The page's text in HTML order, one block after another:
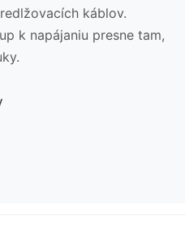
káblov.
k napájaniu presne tam,